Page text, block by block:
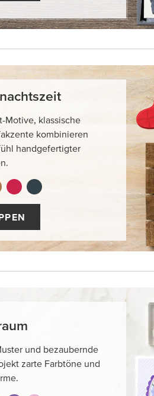
Motive, klassische
kombinieren
handgefertigter
und bezaubernde
zarte Farbtöne und